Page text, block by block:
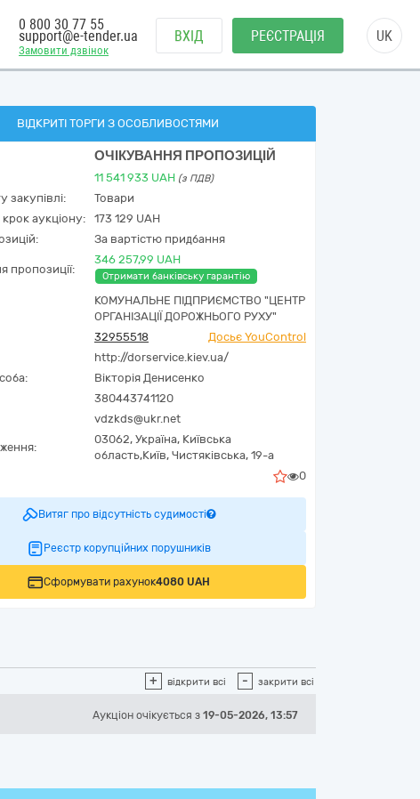
Замовити дзвінок
0 800 30 77 55
support@e-tender.ua ВХІД РЕЄСТРАЦІЯ UK
ВІДКРИТІ ТОРГИ З ОСОБЛИВОСТЯМИ
ОЧІКУВАННЯ ПРОПОЗИЦІЙ
11 541 933 UAH (з ПДВ)
закупівлі:
Товари
аукціону:
173 129 UAH
За вартістю придбання
пропозиції:
346 257,99 UAH
Отримати банківську гарантію
КОМУНАЛЬНЕ ПІДПРИЄМСТВО "ЦЕНТР
ОРГАНІЗАЦІЇ ДОРОЖНЬОГО РУХУ"
32955518
Досьє YouControl
http://dorservice.kiev.ua/
Вікторія Денисенко
380443741120
vdzkds@ukr.net
03062, Україна, Київська
область,Київ, Чистяківська, 19-а
0
Витяг про відсутність судимості
Реєстр корупційних порушників
Сформувати рахунок4080 UAH
+ відкрити всі - закрити всі
Аукціон очікується з 19-05-2026, 13:57